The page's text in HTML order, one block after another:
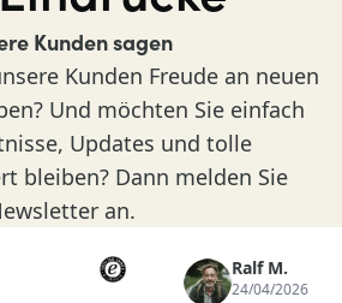
Kunden sagen
Kunden Freude an neuen
Und möchten Sie einfach
Updates und tolle
bleiben? Dann melden Sie
an.
Ralf M.
24/04/2026